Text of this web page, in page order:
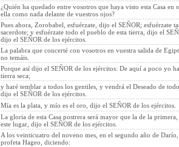
¿Quién ha quedado entre vosotros que haya visto esta Casa
ella como nada delante de vuestros ojos?
Pues ahora, Zorobabel, esfuérzate, dijo el SEÑOR; esfuérzate
sacerdote; y esfuérzate todo el pueblo de esta tierra, dijo el
dijo el SEÑOR de los ejércitos.
La palabra que concerté con vosotros en vuestra salida de
no temáis.
Porque así dijo el SEÑOR de los ejércitos: De aquí a poco yo
tierra seca;
y haré temblar a todos los gentiles, y vendrá el Deseado de
dijo el SEÑOR de los ejércitos.
Mía es la plata, y mío es el oro, dijo el SEÑOR de los ejércitos.
La gloria de esta Casa postrera será mayor que la de la
este lugar, dijo el SEÑOR de los ejércitos.
A los veinticuatro del noveno mes, en el segundo año de
profeta Hageo, diciendo: